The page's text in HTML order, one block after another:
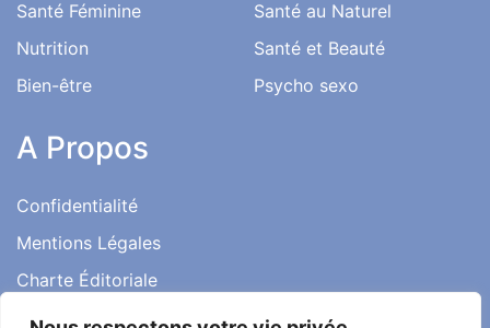
Santé Féminine
Nutrition
Bien-être
Santé au Naturel
Santé et Beauté
Psycho sexo
A Propos
Confidentialité
Mentions Légales
Charte Éditoriale
Conditions d’utilisation